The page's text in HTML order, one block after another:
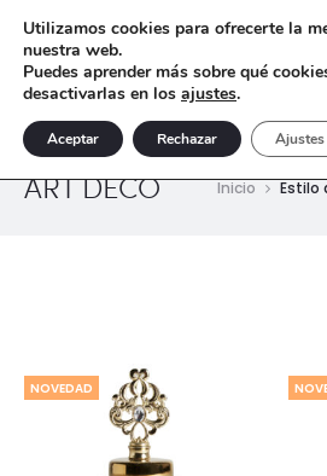
ART DECO Inicio Estilo
NOVEDAD
Utilizamos cookies para ofrecerte la
nuestra web.
Puedes aprender más sobre qué
desactivarlas en los ajustes.
Aceptar Rechazar Ajustes